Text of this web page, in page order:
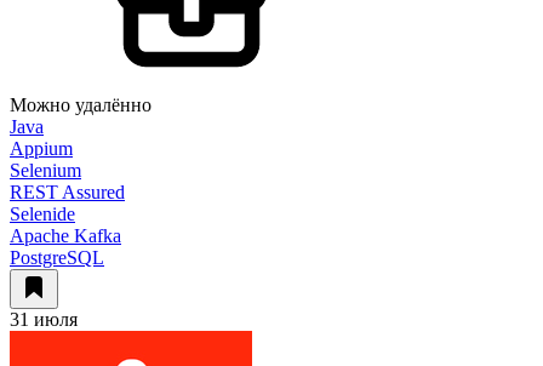
Можно удалённо
Java
Appium
Selenium
REST Assured
Selenide
Apache Kafka
PostgreSQL
31 июля